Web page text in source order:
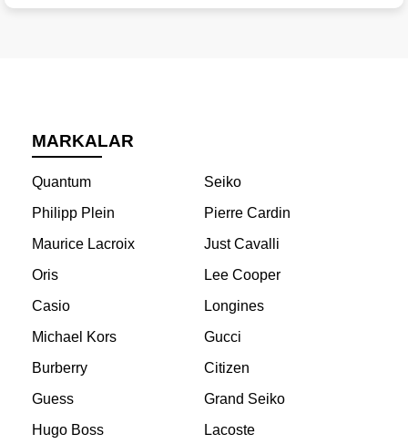
MARKALAR
Quantum
Seiko
Philipp Plein
Pierre Cardin
Maurice Lacroix
Just Cavalli
Oris
Lee Cooper
Casio
Longines
Michael Kors
Gucci
Burberry
Citizen
Guess
Grand Seiko
Hugo Boss
Lacoste